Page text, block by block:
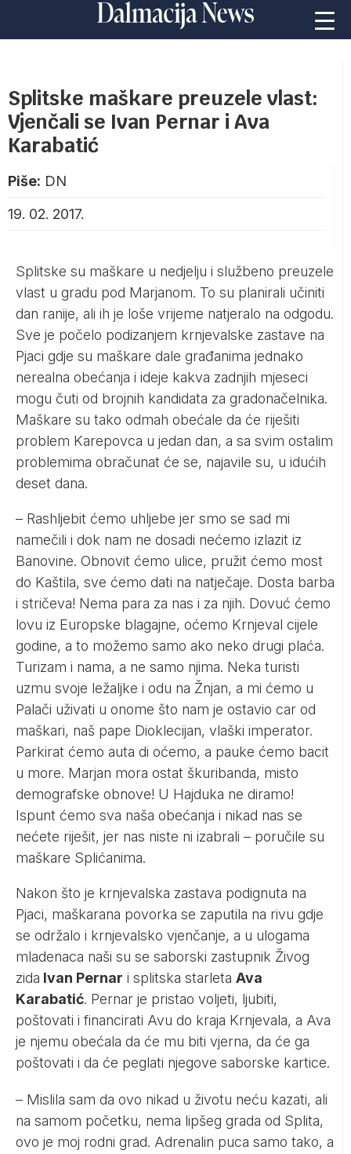
Splitske maškare preuzele vlast:
Vjenčali se Ivan Pernar i Ava
Karabatić
Piše: DN
19. 02. 2017.
Splitske su maškare u nedjelju i službeno preuzele
vlast u gradu pod Marjanom. To su planirali učiniti
dan ranije, ali ih je loše vrijeme natjeralo na odgodu.
Sve je počelo podizanjem krnjevalske zastave na
Pjaci gdje su maškare dale građanima jednako
nerealna obećanja i ideje kakva zadnjih mjeseci
mogu čuti od brojnih kandidata za gradonačelnika.
Maškare su tako odmah obećale da će riješiti
problem Karepovca u jedan dan, a sa svim ostalim
problemima obračunat će se, najavile su, u idućih
deset dana.
– Rashljebit ćemo uhljebe jer smo se sad mi
namečili i dok nam ne dosadi nećemo izlazit iz
Banovine. Obnovit ćemo ulice, pružit ćemo most
do Kaštila, sve ćemo dati na natječaje. Dosta barba
i stričeva! Nema para za nas i za njih. Dovuć ćemo
lovu iz Europske blagajne, oćemo Krnjeval cijele
godine, a to možemo samo ako neko drugi plaća.
Turizam i nama, a ne samo njima. Neka turisti
uzmu svoje ležaljke i odu na Žnjan, a mi ćemo u
Palači uživati u onome što nam je ostavio car od
maškari, naš pape Dioklecijan, vlaški imperator.
Parkirat ćemo auta di oćemo, a pauke ćemo bacit
u more. Marjan mora ostat škuribanda, misto
demografske obnove! U Hajduka ne diramo!
Ispunt ćemo sva naša obećanja i nikad nas se
nećete riješit, jer nas niste ni izabrali – poručile su
maškare Splićanima.
Nakon što je krnjevalska zastava podignuta na
Pjaci, maškarana povorka se zaputila na rivu gdje
se održalo i krnjevalsko vjenčanje, a u ulogama
mladenaca naši su se saborski zastupnik Živog
zida Ivan Pernar i splitska starleta Ava
Karabatić. Pernar je pristao voljeti, ljubiti,
poštovati i financirati Avu do kraja Krnjevala, a Ava
je njemu obećala da će mu biti vjerna, da će ga
poštovati i da će peglati njegove saborske kartice.
– Mislila sam da ovo nikad u životu neću kazati, ali
na samom početku, nema lipšeg grada od Splita,
ovo je moj rodni grad. Adrenalin puca samo tako, a